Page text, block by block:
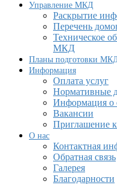
Управление МКД
Раскрытие
Перечень
Техническое
МКД
Планы подготовки
Информация
Оплата услуг
Нормативные
Информация о
Вакансии
Приглашение к
О нас
Контактная
Обратная связь
Галерея
Благодарности